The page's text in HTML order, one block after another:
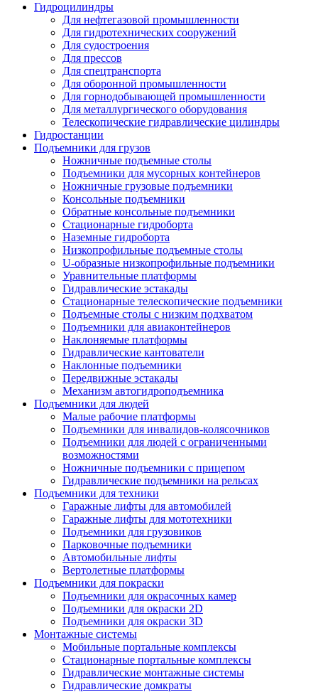
Гидроцилиндры
Для нефтегазовой промышленности
Для гидротехнических сооружений
Для судостроения
Для прессов
Для спецтранспорта
Для оборонной промышленности
Для горнодобывающей промышленности
Для металлургического оборудования
Телескопические гидравлические цилиндры
Гидростанции
Подъемники для грузов
Ножничные подъемные столы
Подъемники для мусорных контейнеров
Ножничные грузовые подъемники
Консольные подъемники
Обратные консольные подъемники
Стационарные гидроборта
Наземные гидроборта
Низкопрофильные подъемные столы
U-образные низкопрофильные подъемники
Уравнительные платформы
Гидравлические эстакады
Стационарные телескопические подъемники
Подъемные столы с низким подхватом
Подъемники для авиаконтейнеров
Наклоняемые платформы
Гидравлические кантователи
Наклонные подъемники
Передвижные эстакады
Механизм автогидроподъемника
Подъемники для людей
Малые рабочие платформы
Подъемники для инвалидов-колясочников
Подъемники для людей с ограниченными
возможностями
Ножничные подъемники с прицепом
Гидравлические подъемники на рельсах
Подъемники для техники
Гаражные лифты для автомобилей
Гаражные лифты для мототехники
Подъемники для грузовиков
Парковочные подъемники
Aвтомобильные лифты
Вертолетные платформы
Подъемники для покраски
Подъемники для окрасочных камер
Подъемники для окраски 2D
Подъемники для окраски 3D
Монтажные системы
Мобильные портальные комплексы
Стационарные портальные комплексы
Гидравлические монтажные системы
Гидравлические домкраты